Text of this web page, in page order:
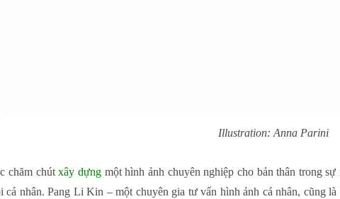
Illustration: Anna Parini
chăm chútxây dựngmột hình ảnh chuyên nghiệp cho bản thân trong
cá nhân. Pang Li Kin – một chuyên gia tư vấn hình ảnh cá nhân, cũng